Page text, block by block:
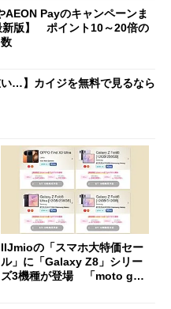
AEON Payのキャンペーンま
新版】 ポイント10～20倍の
い…】カイジを無料で見るなら
IIJmioの「スマホ大特価セー
ル」に「Galaxy Z8」シリー
ズ3機種が登場 「moto g37